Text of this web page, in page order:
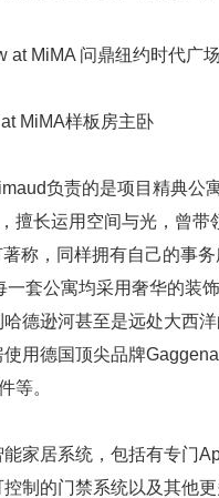
MiMA样板房主卧
负责的是项目精典公寓
擅长运用空间与光，曾带
称，同样拥有自己的事
套公寓均采用奢华的装
德逊河甚至是远处大西
用德国顶尖品牌
等。
居系统，包括有专门
制的门禁系统以及其他